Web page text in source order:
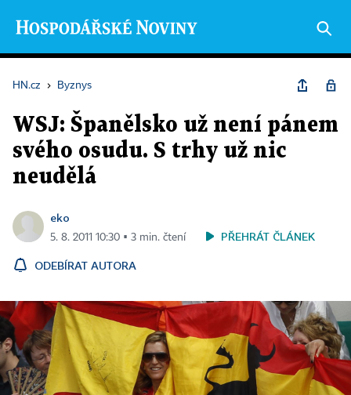
HN.cz › Byznys
WSJ: Španělsko už není pánem
svého osudu. S trhy už nic
neudělá
eko
5. 8. 2011 10:30 ▪ 3 min. čtení PŘEHRÁT ČLÁNEK
ODEBÍRAT AUTORA